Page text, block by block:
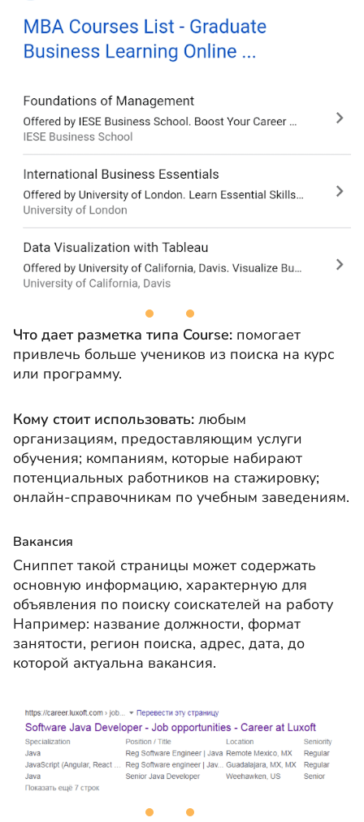
Что дает разметка типа Course: помогает
привлечь больше учеников из поиска на курс
или программу.
Кому стоит использовать: любым
организациям, предоставляющим услуги
обучения; компаниям, которые набирают
потенциальных работников на стажировку;
онлайн-справочникам по учебным заведениям.
Вакансия
Сниппет такой страницы может содержать
основную информацию, характерную для
объявления по поиску соискателей на работу
Например: название должности, формат
занятости, регион поиска, адрес, дата, до
которой актуальна вакансия.